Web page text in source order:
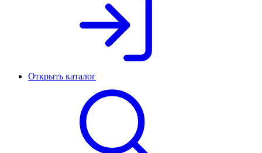
Открыть каталог